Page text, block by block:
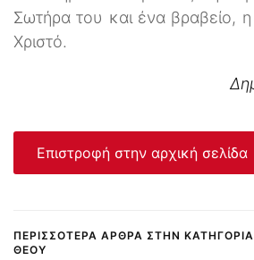
Σωτήρα του και ένα βραβείο,
Χριστό.
Επιστροφή στην αρχική σελίδα
ΠΕΡΙΣΣΌΤΕΡΑ ΆΡΘΡΑ ΣΤΗΝ
ΘΕΟΎ